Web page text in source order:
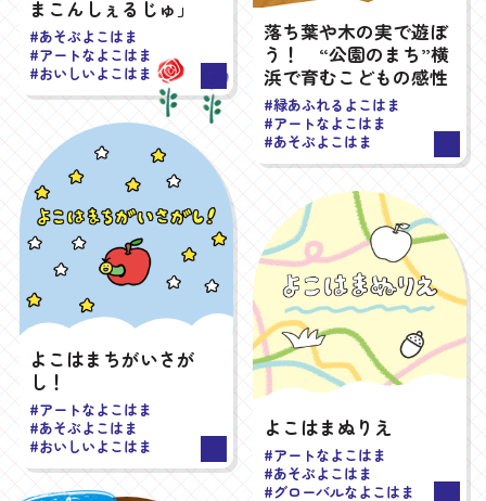
まこんしぇるじゅ」
#あそぶよこはま
#アートなよこはま
#おいしいよこはま
落ち葉や木の実で遊ぼ
う！ “公園のまち”横
浜で育むこどもの感性
#緑あふれるよこはま
#アートなよこはま
#あそぶよこはま
よこはまちがいさが
し！
#アートなよこはま
#あそぶよこはま
#おいしいよこはま
よこはまぬりえ
#アートなよこはま
#あそぶよこはま
#グローバルなよこはま